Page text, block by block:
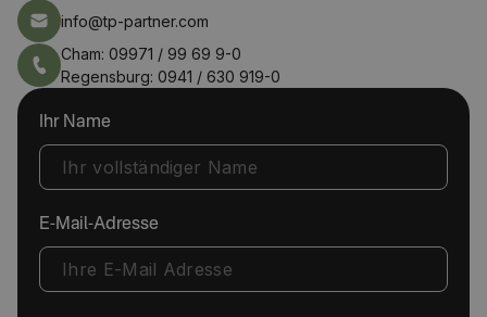
info@tp-partner.com
Cham: 09971 / 99 69 9-0
Regensburg: 0941 / 630 919-0
Ihr Name
E-Mail-Adresse